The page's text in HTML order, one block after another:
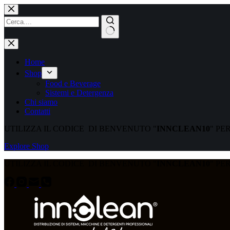
Home
Shop
Food e Beverage
Sistemi e Detergenza
Chi siamo
Contatti
UTILIZZA IL CODICE DI BENVENUTO " INNCLEAN10"
Explore Shop